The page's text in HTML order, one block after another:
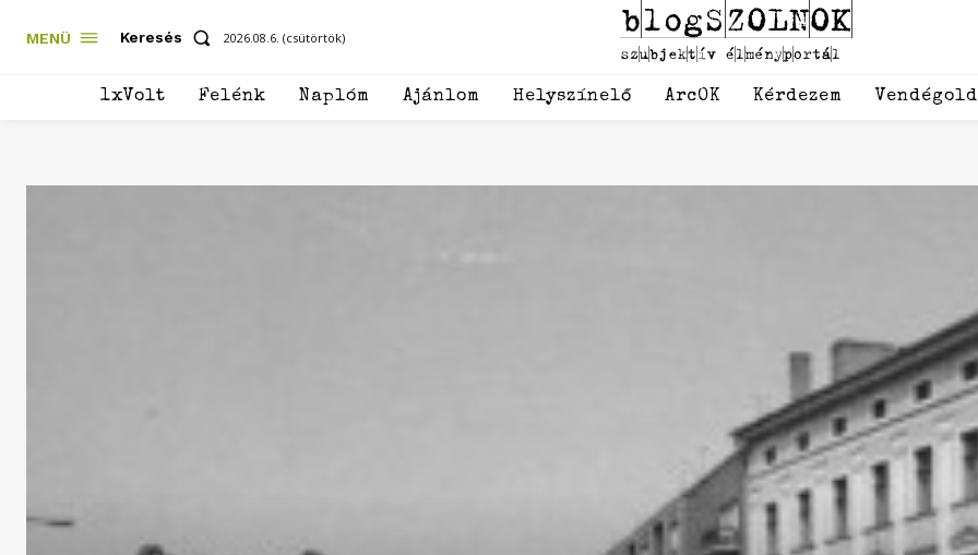
MENÜ Keresés 2026.08.6. (csütörtök)
1xVolt Felénk Naplóm Ajánlom Helyszínelő ArcOK Kérdezem